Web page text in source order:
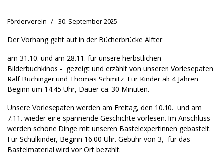
Förderverein 30. September 2025
Der Vorhang geht auf in der Bücherbrücke Alfter
am 31.10. und am 28.11. für unsere herbstlichen
Bilderbuchkinos - gezeigt und erzählt von unseren Vorlesepaten
Ralf Buchinger und Thomas Schmitz. Für Kinder ab 4 Jahren.
Beginn um 14.45 Uhr, Dauer ca. 30 Minuten.
Unsere Vorlesepaten werden am Freitag, den 10.10. und am
7.11. wieder eine spannende Geschichte vorlesen. Im Anschluss
werden schöne Dinge mit unseren Bastelexpertinnen gebastelt.
Für Schulkinder, Beginn 16.00 Uhr. Gebühr von 3,- für das
Bastelmaterial wird vor Ort bezahlt.